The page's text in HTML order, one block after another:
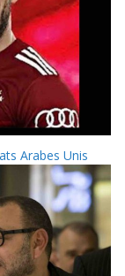
Arabes Unis